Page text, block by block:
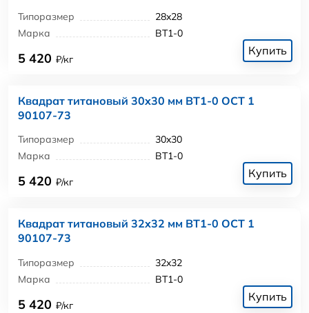
Типоразмер
28x28
Марка
ВТ1-0
5 420 ₽/кг
Купить
Квадрат титановый 30x30 мм ВТ1-0 ОСТ 1
90107-73
Типоразмер
30x30
Марка
ВТ1-0
5 420 ₽/кг
Купить
Квадрат титановый 32x32 мм ВТ1-0 ОСТ 1
90107-73
Типоразмер
32x32
Марка
ВТ1-0
5 420 ₽/кг
Купить